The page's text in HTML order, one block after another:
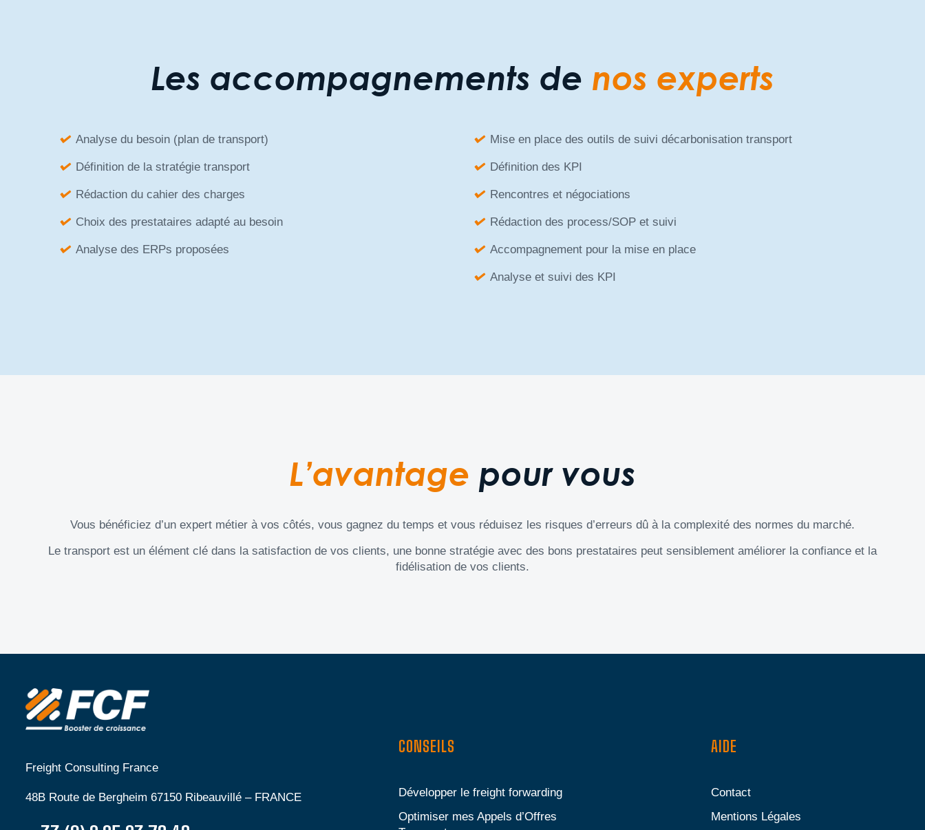
Les accompagnements de nos experts
Analyse du besoin (plan de transport)
Définition de la stratégie transport
Rédaction du cahier des charges
Choix des prestataires adapté au besoin
Analyse des ERPs proposées
Mise en place des outils de suivi décarbonisation transport
Définition des KPI
Rencontres et négociations
Rédaction des process/SOP et suivi
Accompagnement pour la mise en place
Analyse et suivi des KPI
L’avantage pour vous
Vous bénéficiez d’un expert métier à vos côtés, vous gagnez du temps et vous réduisez les risques d’erreurs dû à la complexité des normes du marché.
Le transport est un élément clé dans la satisfaction de vos clients, une bonne stratégie avec des bons prestataires peut sensiblement améliorer la confiance et la
fidélisation de vos clients.
Freight Consulting France
48B Route de Bergheim 67150 Ribeauvillé – FRANCE
CONSEILS
Développer le freight forwarding
Optimiser mes Appels d’Offres
AIDE
Contact
Mentions Légales